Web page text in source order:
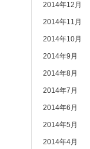
2014年12月
2014年11月
2014年10月
2014年9月
2014年8月
2014年7月
2014年6月
2014年5月
2014年4月